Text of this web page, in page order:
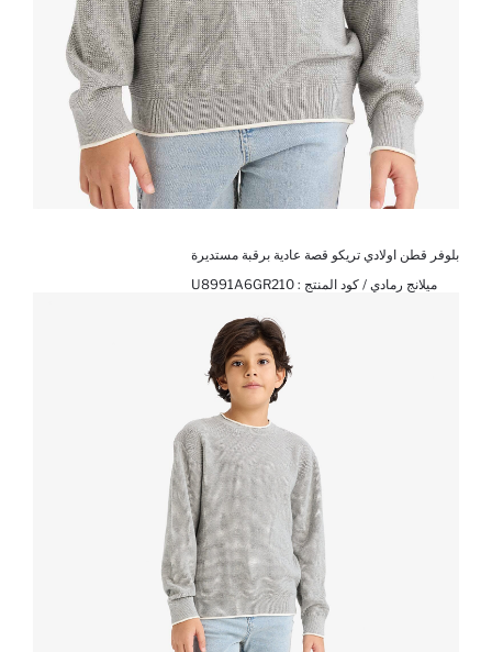
بلوفر قطن اولادي تريكو قصة عادية برقبة مستديرة
ميلانج رمادي / كود المنتج : U8991A6GR210